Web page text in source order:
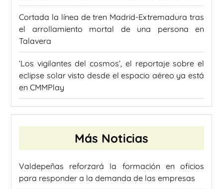
Cortada la línea de tren Madrid-Extremadura tras
el arrollamiento mortal de una persona en
Talavera
‘Los vigilantes del cosmos’, el reportaje sobre el
eclipse solar visto desde el espacio aéreo ya está
en CMMPlay
Más Noticias
Valdepeñas reforzará la formación en oficios
para responder a la demanda de las empresas